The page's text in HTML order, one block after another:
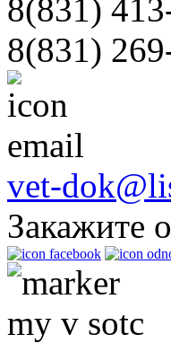
8(831)
8(831)
vet-
Закажите